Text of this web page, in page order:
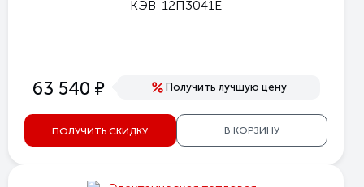
КЭВ-12П3041Е
63 540 е Получить лучшую цену
ПОЛУЧИТЬ СКИДКУ В КОРЗИНУ